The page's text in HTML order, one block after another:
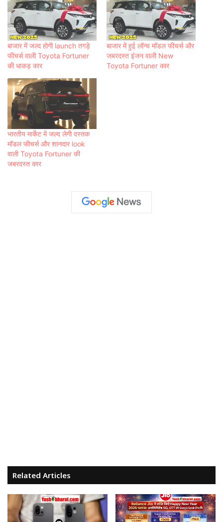
बाजार में जल्द होगी launch तगड़े
फीचर्स वाली Toyota Fortuner
की धाकड़ कार
बाजार में हुई लॉन्च मॉडल फीचर्स और
जबरदस्त इंजन वाली New
Toyota Fortuner कार
भारतीय मार्केट में जल्द लेगी दस्तक
मॉडल फीचर्स और शानदार look
वाली Toyota Fortuner की
जबरदस्त कार
Related Articles